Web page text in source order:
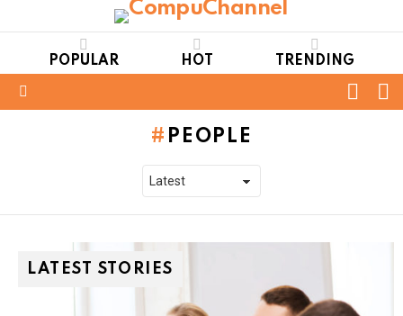
POPULAR HOT TRENDING
PEOPLE
LATEST STORIES